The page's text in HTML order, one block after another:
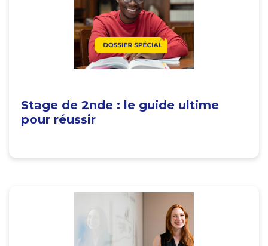
Stage de 2nde : le guide ultime
pour réussir